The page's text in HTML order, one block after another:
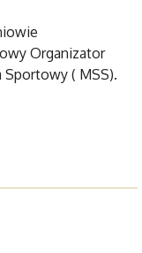
Organizator
Sportowy ( MSS).